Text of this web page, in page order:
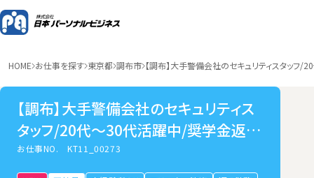
HOME お仕事を探す 東京都 調布市 【調布】大手警備会社のセキュリティスタッ
【調布】大手警備会社のセキュリティス
タッフ/20代～30代活躍中/奨学金返還
制度あり/リフレッシュ休暇/未経験歓迎
お仕事NO.KT11_00273